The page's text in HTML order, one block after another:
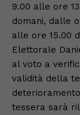
9.00 alle ore
domani, dalle
alle ore 15.00
Elettorale
al voto a
validità della
tessera sarà